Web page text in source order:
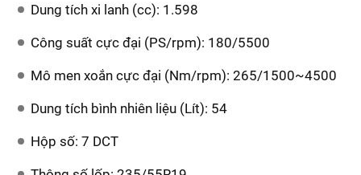
Dung tích xi lanh (cc): 1.598
Công suất cực đại (PS/rpm): 180/5500
Mô men xoắn cực đại (Nm/rpm): 265/1500~4500
Dung tích bình nhiên liệu (Lít): 54
Hộp số: 7 DCT